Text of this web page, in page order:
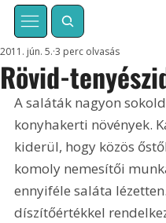
Rövid-
2011. jún. 5. 3 perc olvasás
A saláták nagyon
konyhakerti növények.
kiderül, hogy közös
komoly nemesítői
ennyiféle saláta
díszítőértékkel